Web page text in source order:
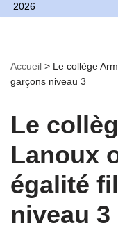
2026
Accueil > Le collège
garçons niveau 3
Le
Lanoux
égalité
niveau 3